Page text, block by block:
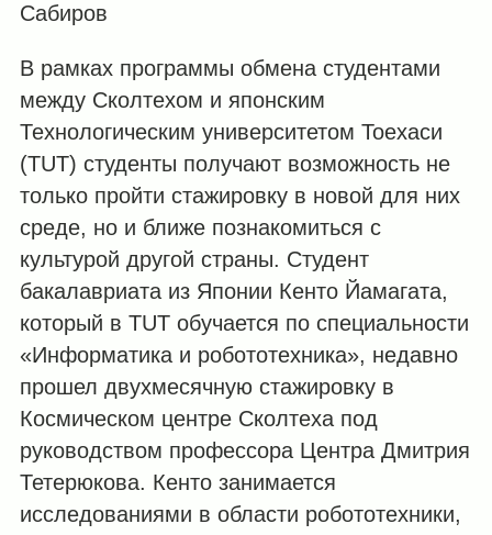
Сабиров
В рамках программы обмена студентами
между Сколтехом и японским
Технологическим университетом Тоехаси
(TUT) студенты получают возможность не
только пройти стажировку в новой для них
среде, но и ближе познакомиться с
культурой другой страны. Студент
бакалавриата из Японии Кенто Йамагата,
который в TUT обучается по специальности
«Информатика и робототехника», недавно
прошел двухмесячную стажировку в
Космическом центре Сколтеха под
руководством профессора Центра Дмитрия
Тетерюкова. Кенто занимается
исследованиями в области робототехники,